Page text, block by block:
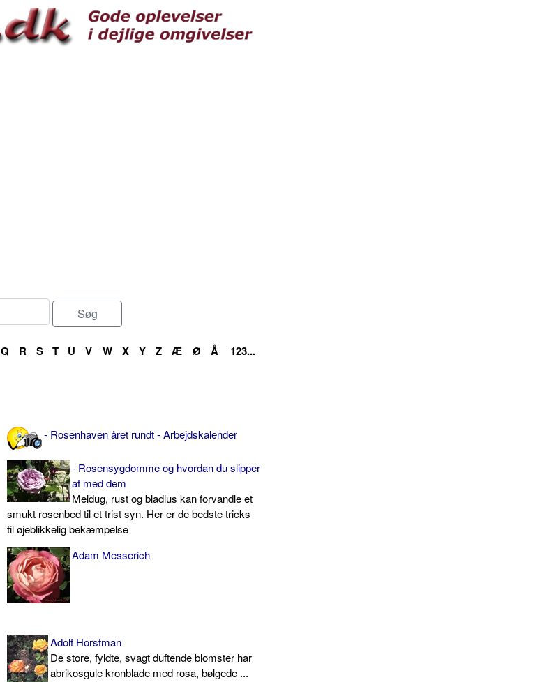
Q R S T U V W X Y Z Æ Ø Å 123...
- Rosenhaven året rundt - Arbejdskalender
- Rosensygdomme og hvordan du slipper
af med dem
Meldug, rust og bladlus kan forvandle et
smukt rosenbed til et trist syn. Her er de bedste tricks
til øjeblikkelig bekæmpelse
Adam Messerich
Adolf Horstman
De store, fyldte, svagt duftende blomster har
abrikosgule kronblade med rosa, bølgede ...